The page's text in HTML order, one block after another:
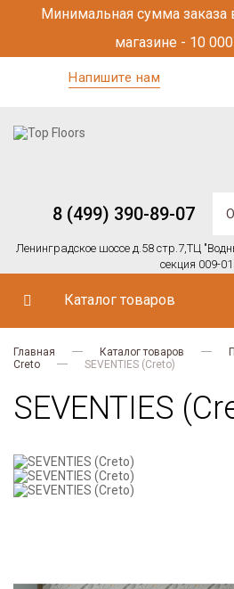
Минимальная сумма заказа
магазине - 10
Напишите нам
8 (499) 390-89-07
Ленинградское шоссе д.58 стр.7,ТЦ
секция 009-
Каталог товаров
Главная Каталог товаров
Creto
SEVENTIES (Creto)
SEVENTIES